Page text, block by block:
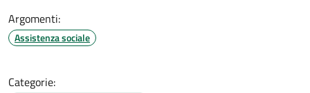
Argomenti:
Assistenza sociale
Categorie: